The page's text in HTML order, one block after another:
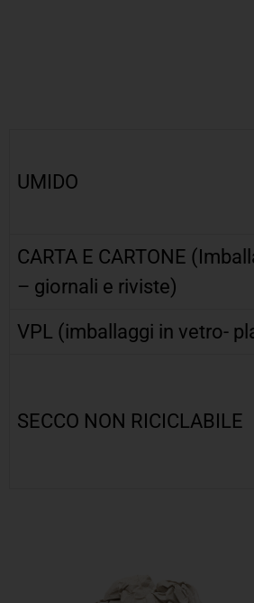
UMIDO
CARTA E CARTONE
– giornali e riviste)
VPL (imballaggi in vetro-
SECCO NON RICICLABILE